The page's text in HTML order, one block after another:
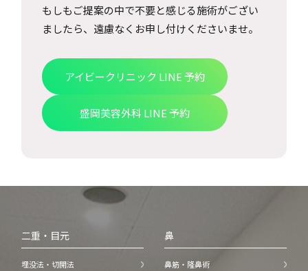
もしもご提案の中で不要と感じる施術がござい
ましたら、遠慮なくお申し付けくださいませ。
アイビークリニック LINE 予約
盛岡美容外科 LINE 予約
二重・目元
埋没法・切開法
鼻
鼻筋・隆鼻術